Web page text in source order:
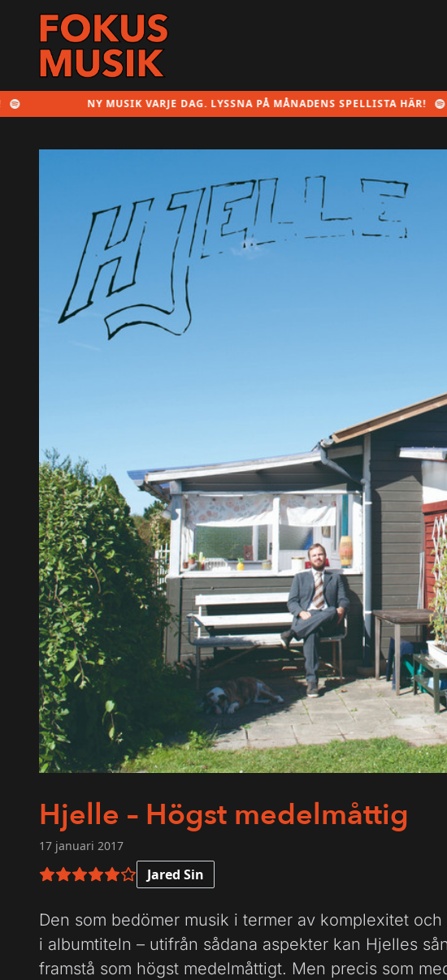
NY MUSIK VARJE DAG. LYSSNA PÅ MÅNADENS SPELLISTA HÄR!
Hjelle – Högst medelmåttig
17 januari 2017
5 av 6 i betyg Jared Sin
Den som bedömer musik i termer av komplexitet
i albumtiteln – utifrån sådana aspekter kan Hjelles
framstå som högst medelmåttigt. Men precis som